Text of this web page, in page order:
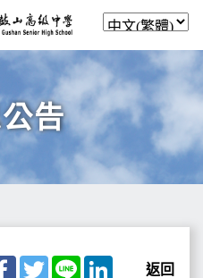
告
Facebook
TwitterLine LinkedIn
返回